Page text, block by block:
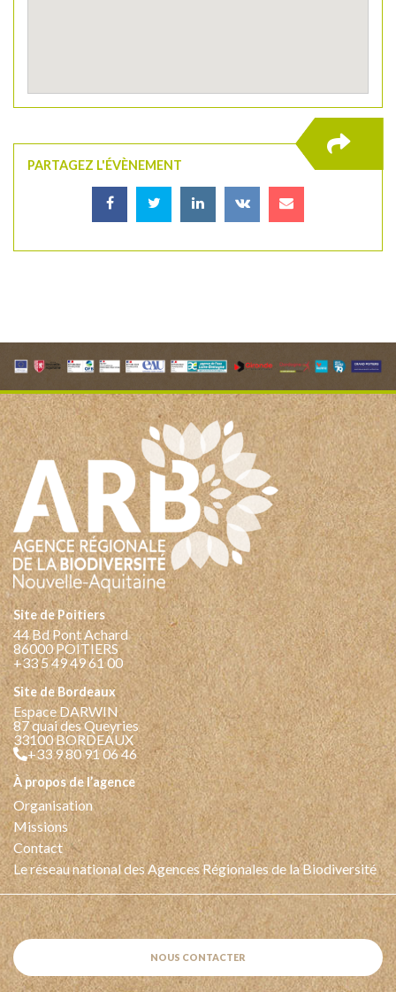
PARTAGEZ L'ÉVÈNEMENT
Site de Poitiers
44 Bd Pont Achard
86000 POITIERS
+33 5 49 49 61 00
Site de Bordeaux
Espace DARWIN
87 quai des Queyries
33100 BORDEAUX
+33 9 80 91 06 46
à propos de l’agence
Organisation
Missions
Contact
Le réseau national des Agences Régionales de la Biodiversité
NOUS CONTACTER